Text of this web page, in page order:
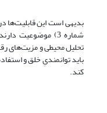
بدیهی است این قابلیت‌ها
شماره 3)
تحلیل محیطی و مزیت‌های
باید توانمندیِ خلق و
کند.